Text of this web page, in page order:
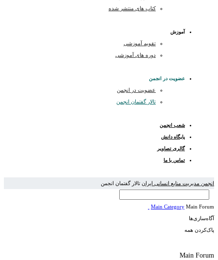
کتاب های منتشر شده
آموزش
تقویم آموزشی
دوره های آموزشی
عضویت در انجمن
عضویت در انجمن
تالار گفتمان انجمن
شعب انجمن
پایگاه دانش
گالری تصاویر
تماس با ما
انجمن مدیریت منابع انسانی ایران تالار گفتمان انجمن
Main Category Main Forum
آگاه‌سازی‌ها
پاک‌کردن همه
Main Forum